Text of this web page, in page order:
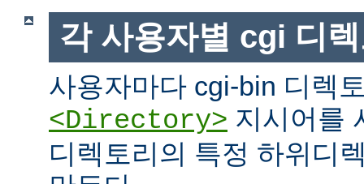
각 사용자별 cgi 디
사용자마다 cgi-bin 디렉
<Directory> 지시어를
디렉토리의 특정 하위디